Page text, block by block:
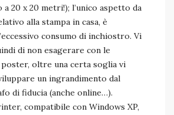
20 x 20 metri!); l’unico aspetto da
alla stampa in casa, è
consumo di inchiostro. Vi
di non esagerare con le
oltre una certa soglia vi
un ingrandimento dal
di fiducia (anche online…).
compatibile con Windows XP,